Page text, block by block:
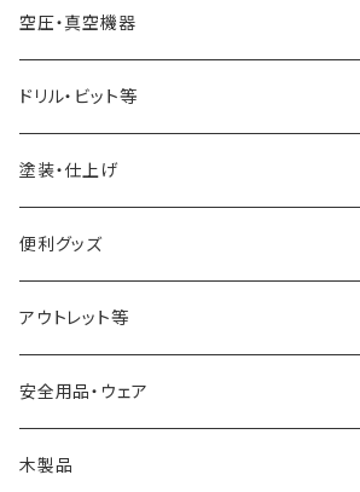
パーティングツール
ワークライト（照明
球体治具
幅6mm
幅13mm
バンドソー本体
集塵機本体
集塵機オプションパーツ
空圧・真空機器
ドリル・ビット等
フォスナービット
ストレートドリル
塗装・仕上げ
サンディング用品
便利グッズ
アウトレット等
安全用品・ウェア
木製品